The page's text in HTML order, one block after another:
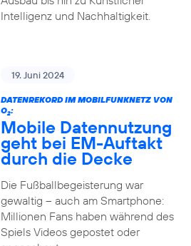
Intelligenz und Nachhaltigkeit.
19. Juni 2024
DATENREKORD IM MOBILFUNKNETZ VON
O2:
Mobile Datennutzung
geht bei EM-Auftakt
durch die Decke
Die Fußballbegeisterung war
gewaltig – auch am Smartphone:
Millionen Fans haben während des
Spiels Videos gepostet oder